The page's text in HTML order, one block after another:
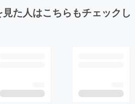
た人はこちらもチェックし